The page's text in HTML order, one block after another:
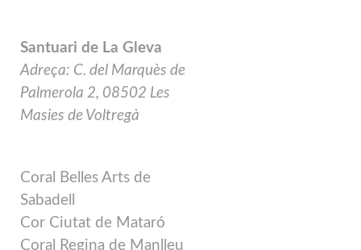
Santuari de La Gleva
Adreça: C. del Marquès de
Palmerola 2, 08502 Les
Masies de Voltregà
Coral Belles Arts de
Sabadell
Cor Ciutat de Mataró
Coral Regina de Manlleu